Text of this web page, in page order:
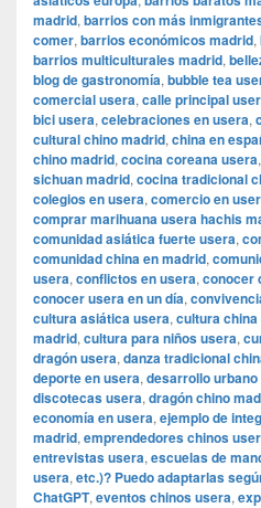
madrid, barrios con más
comer, barrios económicos madrid,
barrios multiculturales madrid,
blog de gastronomía, bubble tea
comercial usera, calle principal
bici usera, celebraciones en usera,
cultural chino madrid, china en
chino madrid, cocina coreana usera,
sichuan madrid, cocina tradicional
colegios en usera, comercio en
comprar marihuana usera hachis
comunidad asiática fuerte usera,
comunidad china en madrid,
usera, conflictos en usera, conocer
conocer usera en un día,
cultura asiática usera, cultura
madrid, cultura para niños usera,
dragón usera, danza tradicional
deporte en usera, desarrollo
discotecas usera, dragón chino
economía en usera, ejemplo de
madrid, emprendedores chinos
entrevistas usera, escuelas de
usera, etc.)? Puedo adaptarlas
ChatGPT, eventos chinos usera,